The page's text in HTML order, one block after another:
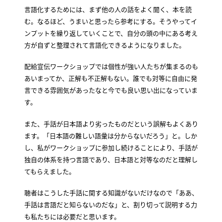
言語化するためには、まず他の人の話をよく聞く、本を読
む。なるほど、うまいと思ったら参考にする。そうやってイ
ンプットを繰り返していくことで、自分の頭の中にある考え
方が自ずと整理されて言語化できるようになりました。
配給宣伝ワークショップでは個性が強い人たちが集まるのも
あいまってか、正解も不正解もない。誰でも対等に自由に発
言できる雰囲気があったなと今でも良い思い出になっていま
す。
また、手話が日本語より劣ったものだという誤解もよくあり
ます。「日本語の難しい語彙は分からないだろう」と。しか
し、私がワークショップに参加し続けることにより、手話が
独自の体系を持つ言語であり、日本語と対等なのだと理解し
てもらえました。
聴者はこうした手話に関する知識がないだけなので「ああ、
手話は言語だと知らないのだな」と、割り切って説明する力
も私たちには必要だと思います。